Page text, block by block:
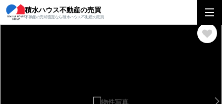
積水ハウス不動産の売買
不動産の売却査定なら積水ハウス不動産の売買
積水ハウス不動産の売買 関東エリア 平塚